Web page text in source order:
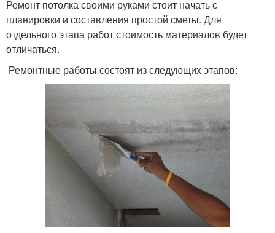
Ремонт потолка своими руками стоит начать с
планировки и составления простой сметы. Для
отдельного этапа работ стоимость материалов будет
отличаться.
Ремонтные работы состоят из следующих этапов: